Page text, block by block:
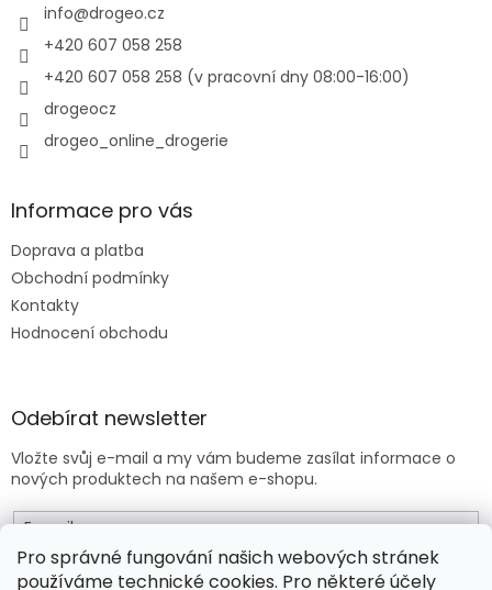
Pro správné fungování našich webových stránek
používáme technické cookies. Pro některé účely
info@drogeo.cz
+420 607 058 258
+420 607 058 258 (v pracovní dny 08:00-16:00)
drogeocz
drogeo_online_drogerie
Informace pro vás
Doprava a platba
Obchodní podmínky
Kontakty
Hodnocení obchodu
Odebírat newsletter
Vložte svůj e-mail a my vám budeme zasílat informace o
nových produktech na našem e-shopu.
E-mail